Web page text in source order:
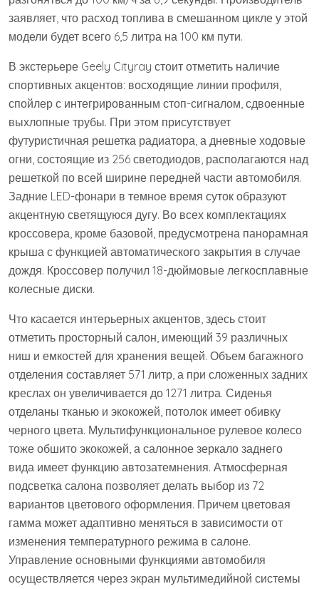
заявляет, что расход топлива в смешанном цикле у этой
модели будет всего 6,5 литра на 100 км пути.
В экстерьере Geely Cityray стоит отметить наличие
спортивных акцентов: восходящие линии профиля,
спойлер с интегрированным стоп-сигналом, сдвоенные
выхлопные трубы. При этом присутствует
футуристичная решетка радиатора, а дневные ходовые
огни, состоящие из 256 светодиодов, располагаются над
решеткой по всей ширине передней части автомобиля.
Задние LED-фонари в темное время суток образуют
акцентную светящуюся дугу. Во всех комплектациях
кроссовера, кроме базовой, предусмотрена панорамная
крыша с функцией автоматического закрытия в случае
дождя. Кроссовер получил 18-дюймовые легкосплавные
колесные диски.
Что касается интерьерных акцентов, здесь стоит
отметить просторный салон, имеющий 39 различных
ниш и емкостей для хранения вещей. Объем багажного
отделения составляет 571 литр, а при сложенных задних
креслах он увеличивается до 1271 литра. Сиденья
отделаны тканью и экокожей, потолок имеет обивку
черного цвета. Мультифункциональное рулевое колесо
тоже обшито экокожей, а салонное зеркало заднего
вида имеет функцию автозатемнения. Атмосферная
подсветка салона позволяет делать выбор из 72
вариантов цветового оформления. Причем цветовая
гамма может адаптивно меняться в зависимости от
изменения температурного режима в салоне.
Управление основными функциями автомобиля
осуществляется через экран мультимедийной системы